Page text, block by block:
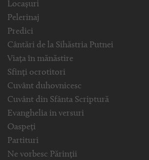
Locașuri
Pelerinaj
Predici
Cântări de la Sihăstria Putnei
Viața în mănăstire
Sfinți ocrotitori
Cuvânt duhovnicesc
Cuvânt din Sfânta Scriptură
Evanghelia in versuri
Oaspeți
Partituri
Ne vorbesc Părinții